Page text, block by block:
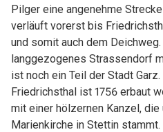
Pilger eine angenehme
verläuft vorerst bis
und somit auch dem
langgezogenes Strassendorf
ist noch ein Teil der Stadt
Friedrichsthal ist 1756 erbaut
mit einer hölzernen Kanzel,
Marienkirche in Stettin stammt.